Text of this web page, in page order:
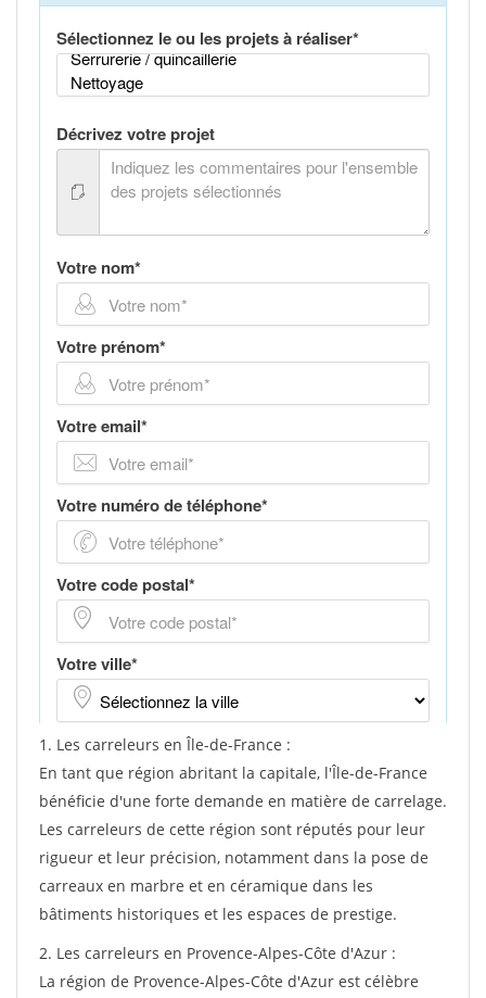
1. Les carreleurs en Île-de-France :
En tant que région abritant la capitale, l'Île-de-France
bénéficie d'une forte demande en matière de carrelage.
Les carreleurs de cette région sont réputés pour leur
rigueur et leur précision, notamment dans la pose de
carreaux en marbre et en céramique dans les
bâtiments historiques et les espaces de prestige.
2. Les carreleurs en Provence-Alpes-Côte d'Azur :
La région de Provence-Alpes-Côte d'Azur est célèbre